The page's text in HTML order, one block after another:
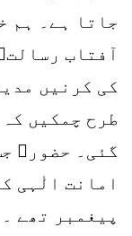
جاتا ہے۔ ہم
آفتاب
کی کرنیں
طرح چمکیں
گئی۔ حضورﷺ
امانت الٰہی
پیغمبر تھے